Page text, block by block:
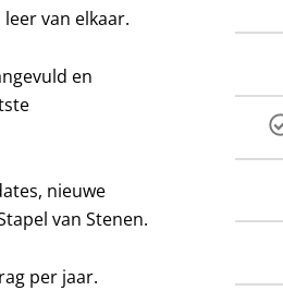
van elkaar.
en
nieuwe
van Stenen.
per jaar.